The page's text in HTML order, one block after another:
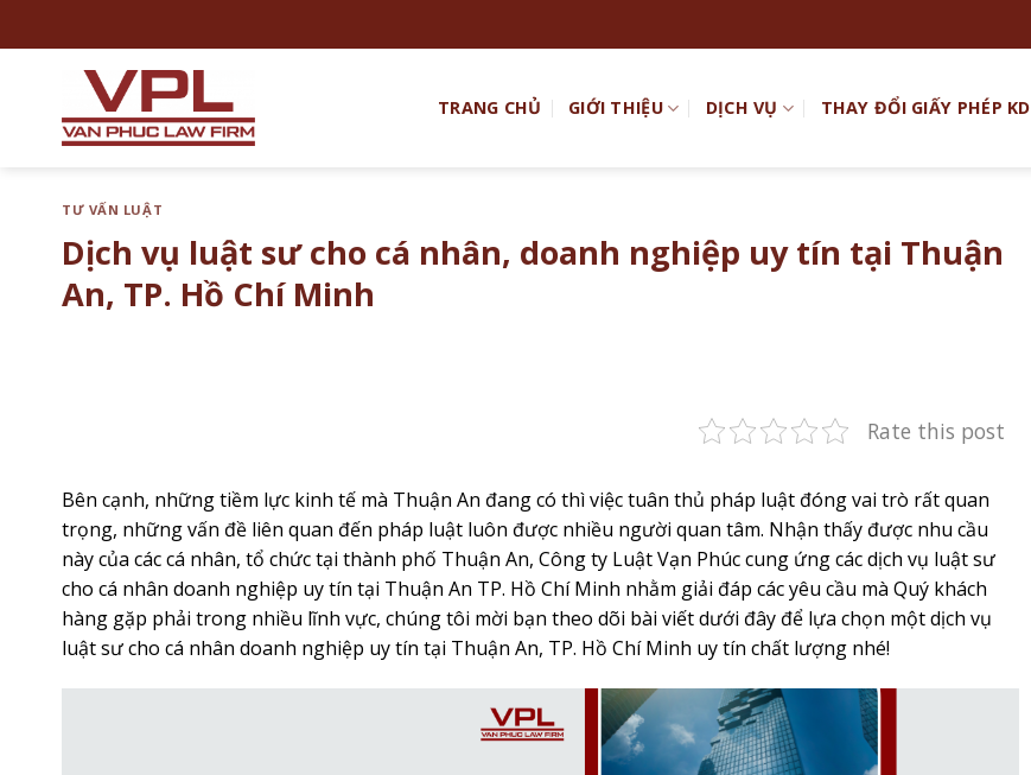
đến
TRANG CHỦ GIỚI THIỆU DỊCH VỤ THAY ĐỔI GIẤY PHÉP KD
TƯ VẤN LUẬT
Dịch vụ luật sư cho cá nhân, doanh nghiệp uy tín tại Thuận
An, TP. Hồ Chí Minh
Rate this post
Bên cạnh, những tiềm lực kinh tế mà Thuận An đang có thì việc tuân thủ pháp luật đóng vai trò rất quan
trọng, những vấn đề liên quan đến pháp luật luôn được nhiều người quan tâm. Nhận thấy được nhu cầu
này của các cá nhân, tổ chức tại thành phố Thuận An, Công ty Luật Vạn Phúc cung ứng cácdịch vụ luật sư
cho cá nhân doanh nghiệp uy tín tại Thuận An TP. Hồ Chí Minh nhằm giải đáp các yêu cầu mà Quý khách
hàng gặp phải trong nhiều lĩnh vực, chúng tôi mời bạn theo dõi bài viết dưới đây để lựa chọn một dịch vụ
luật sư cho cá nhân doanh nghiệp uy tín tại Thuận An, TP. Hồ Chí Minh uy tín chất lượng nhé!